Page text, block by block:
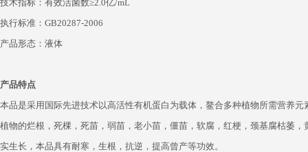
技术指标：有效活菌数≥2.0亿/mL
执行标准：GB20287-2006
产品形态：液体
产品特点
本品是采用国际先进技术以高活性有机蛋白为载体，鳌合多种植物所需营养
植物的烂根，死棵，死苗，弱苗，老小苗，僵苗，软腐，红梗，颈基腐枯萎
实生长，本品具有耐寒，生根，抗逆，提高曾产等功效。